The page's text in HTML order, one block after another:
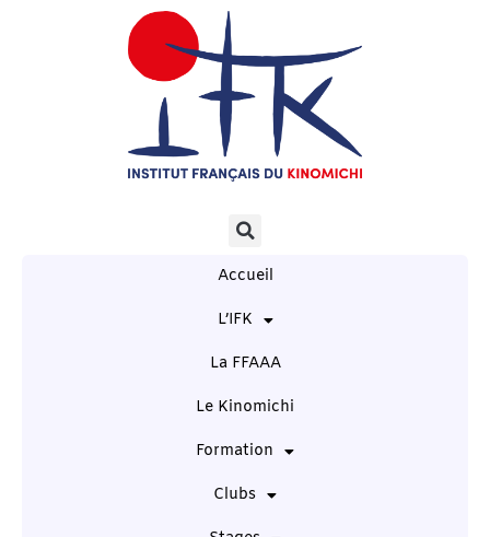
Accueil
L’IFK
La FFAAA
Le Kinomichi
Formation
Clubs